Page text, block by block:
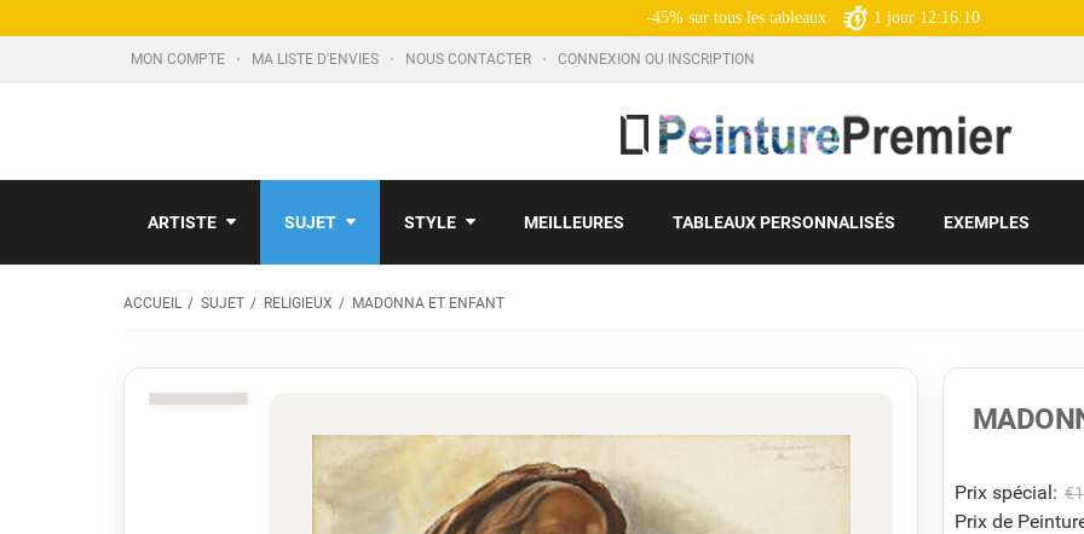
-45% sur tous les tableaux 1 jour 12:16:08
MON COMPTE MA LISTE D'ENVIES NOUS CONTACTER CONNEXION OU INSCRIPTION
ARTISTE SUJET STYLE MEILLEURES TABLEAUX PERSONNALISÉS EXEMPLES
ACCUEIL SUJET RELIGIEUX MADONNA ET ENFANT
Prix ​​spécial: €
Prix de